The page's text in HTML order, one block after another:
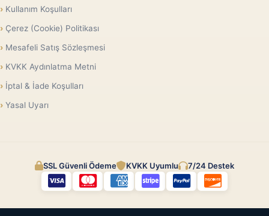
Kullanım Koşulları
Çerez (Cookie) Politikası
Mesafeli Satış Sözleşmesi
KVKK Aydınlatma Metni
İptal & İade Koşulları
Yasal Uyarı
SSL Güvenli Ödeme KVKK Uyumlu 7/24 Destek